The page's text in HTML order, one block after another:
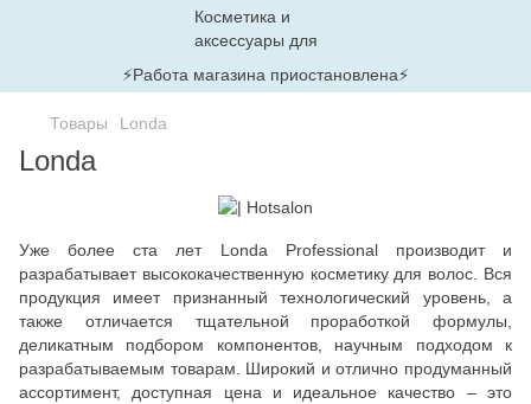
⚡Работа магазина приостановлена⚡
Товары Londa
Londa
Уже более ста лет Londa Professionalпроизводит и
разрабатывает высококачественную косметику для волос. Вся
продукция имеет признанный технологический уровень, а
также отличается тщательной проработкой формулы,
деликатным подбором компонентов, научным подходом к
разрабатываемым товарам. Широкий и отлично продуманный
ассортимент, доступная цена и идеальное качество – это